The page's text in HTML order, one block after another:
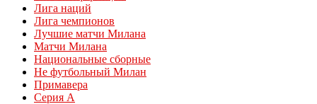
Лига наций
Лига чемпионов
Лучшие матчи Милана
Матчи Милана
Национальные сборные
Не футбольный Милан
Примавера
Серия А